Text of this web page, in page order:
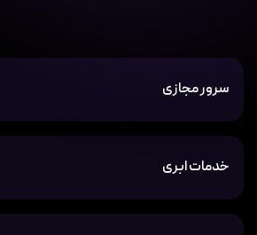
سرور مجازی
خدمات ابری